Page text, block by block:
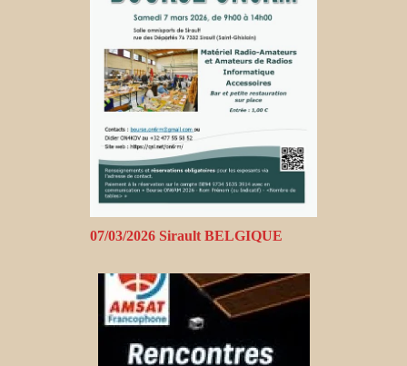
07/03/2026 Sirault BELGIQUE